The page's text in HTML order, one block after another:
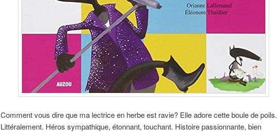
Comment vous dire que ma lectrice en herbe est ravie? Elle adore cette boule de poils.
Littéralement. Héros sympathique, étonnant, touchant. Histoire passionnante, bien